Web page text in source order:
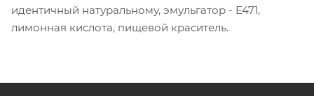
идентичный натуральному, эмульгатор - Е471,
лимонная кислота, пищевой краситель.